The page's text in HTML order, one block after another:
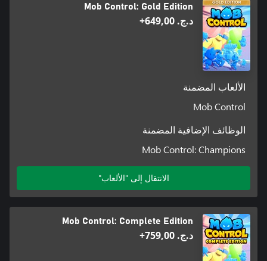
Mob Control: Gold Edition
د.ج.‏ 649,00+
الألعاب المضمنة
Mob Control
الوظائف الإضافية المضمنة
Mob Control: Champions
الانتقال إلى "الألعاب"
Mob Control: Complete Edition
د.ج.‏ 759,00+